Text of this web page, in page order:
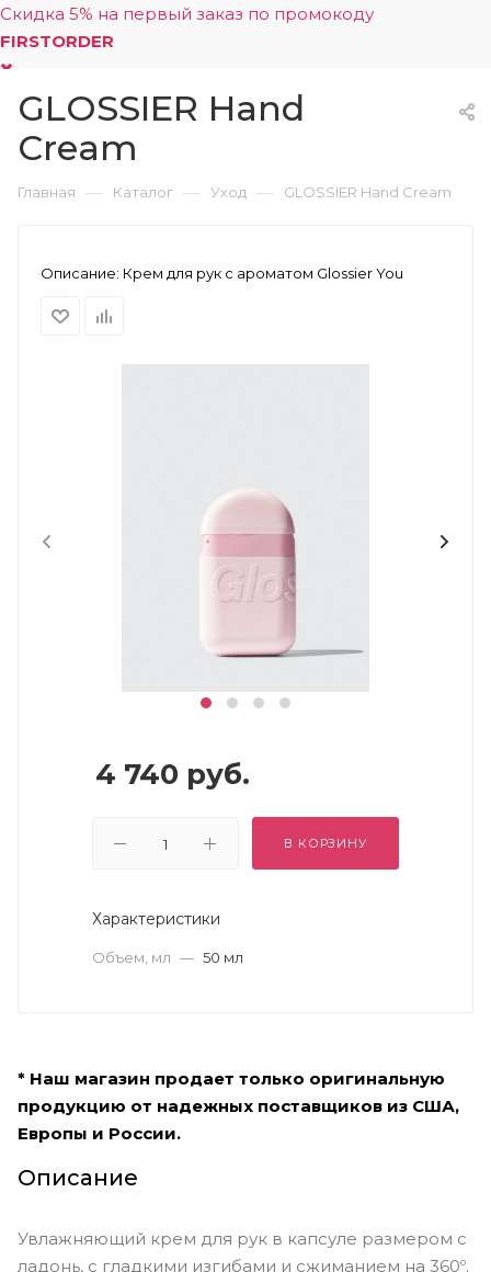
Скидка 5% на первый заказ по промокоду
FIRSTORDER
0
GLOSSIER Hand
Cream
Главная — Каталог — Уход — GLOSSIER Hand Cream
Описание: Крем для рук c ароматом Glossier You
4 740 руб.
В КОРЗИНУ
Характеристики
Объем, мл — 50 мл
* Наш магазин продает только оригинальную
продукцию от надежных поставщиков из США,
Европы и России.
Описание
Увлажняющий крем для рук в капсуле размером с
ладонь, с гладкими изгибами и сжиманием на 360º.